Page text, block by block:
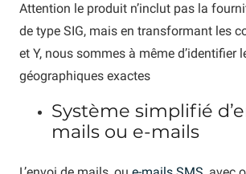
Attention le produit n’inclut pas la
de type SIG, mais en transformant les
et Y, nous sommes à même d’identifier
géographiques exactes
Système simplifié
mails ou e-mails